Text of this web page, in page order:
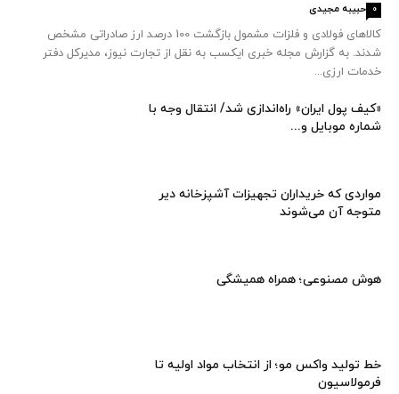
حبیبه مجیدی 0
کالاهای فولادی و فلزات مشمول بازگشت 100 درصد ارز صادراتی مشخص
شدند. به گزارش مجله خبری ایکسب به نقل از تجارت نیوز، مدیرکل دفتر
خدمات ارزی...
«کیف پول ایران» راه‌اندازی شد/ انتقال وجه با
شماره موبایل و...
مواردی که خریداران تجهیزات آشپزخانه دیر
متوجه آن می‌شوند
هوش مصنوعی؛ همراه همیشگی
خط تولید واکس مو؛ از انتخاب مواد اولیه تا
فرمولاسیون